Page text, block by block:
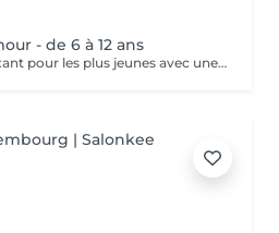
- de 6 à 12 ans
Initiation au massage relaxant pour les plus jeunes avec une gelée fondante aux notes gourmandes de pomme verte.